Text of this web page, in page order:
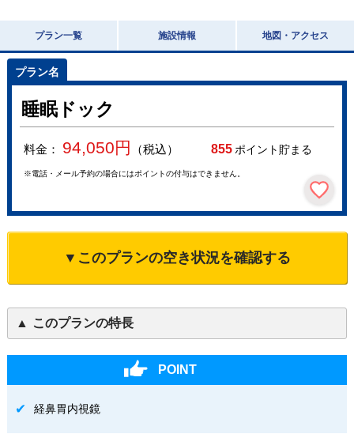
プラン一覧 施設情報 地図・アクセス
睡眠ドック
料金： 94,050円 （税込） 855ポイント貯まる
※電話・メール予約の場合にはポイントの付与はできません。
▼このプランの空き状況を確認する
このプランの特長
POINT
経鼻胃内視鏡